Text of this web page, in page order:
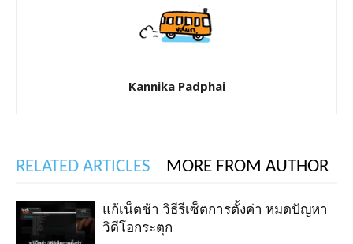
Kannika Padphai
RELATED ARTICLES MORE FROM AUTHOR
แก้เน็ตช้า วิธีรีเซ็ตการตั้งค่า หมดปัญหา
วิดีโอกระตุก